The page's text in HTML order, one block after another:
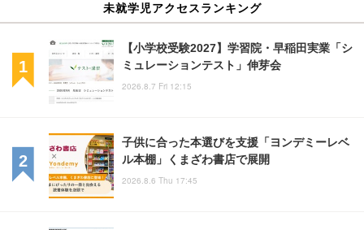
未就学児アクセスランキング
【小学校受験2027】学習院・早稲田実業「シ
ミュレーションテスト」伸芽会
2026.8.7 Fri 12:15
子供に合った本選びを支援「ヨンデミーレベ
ル本棚」くまざわ書店で展開
2026.8.6 Thu 17:45